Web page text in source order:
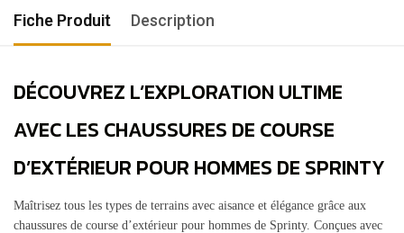
Fiche Produit Description
DÉCOUVREZ L’EXPLORATION ULTIME
AVEC LES CHAUSSURES DE COURSE
D’EXTÉRIEUR POUR HOMMES DE SPRINTY
Maîtrisez tous les types de terrains avec aisance et élégance grâce aux
chaussures de course d’extérieur pour hommes de Sprinty. Conçues avec